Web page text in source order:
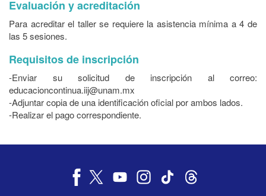
Evaluación y acreditación
Para acreditar el taller se requiere la asistencia mínima a 4 de
las 5 sesiones.
Requisitos de inscripción
-Enviar su solicitud de inscripción al correo:
educacioncontinua.iij@unam.mx
-Adjuntar copia de una identificación oficial por ambos lados.
-Realizar el pago correspondiente.